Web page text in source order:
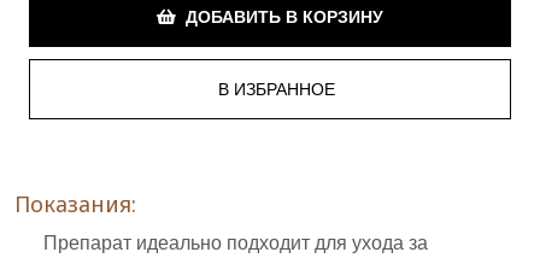
ДОБАВИТЬ В КОРЗИНУ
Показания:
Препарат идеально подходит для ухода за